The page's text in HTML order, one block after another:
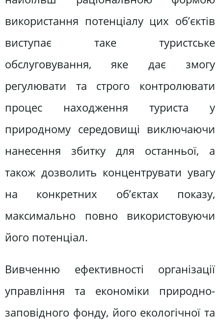
використання потенціалу цих об’єктів
виступає таке туристське
обслуговування, яке дає змогу
регулювати та строго контролювати
процес находження туриста у
природному середовищі виключаючи
нанесення збитку для останньої, а
також дозволить концентрувати увагу
на конкретних об’єктах показу,
максимально повно використовуючи
його потенціал.
Вивченню ефективності організації
управління та економіки природно-
заповідного фонду, його екологічної та